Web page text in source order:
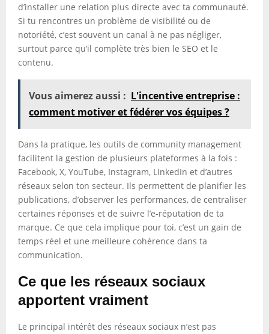
d’installer une relation plus directe avec ta communauté.
Si tu rencontres un problème de visibilité ou de
notoriété, c’est souvent un canal à ne pas négliger,
surtout parce qu’il complète très bien le SEO et le
contenu.
Vous aimerez aussi : L'incentive entreprise :
comment motiver et fédérer vos équipes ?
Dans la pratique, les outils de community management
facilitent la gestion de plusieurs plateformes à la fois :
Facebook, X, YouTube, Instagram, LinkedIn et d’autres
réseaux selon ton secteur. Ils permettent de planifier les
publications, d’observer les performances, de centraliser
certaines réponses et de suivre l’e-réputation de ta
marque. Ce que cela implique pour toi, c’est un gain de
temps réel et une meilleure cohérence dans ta
communication.
Ce que les réseaux sociaux
apportent vraiment
Le principal intérêt des réseaux sociaux n’est pas